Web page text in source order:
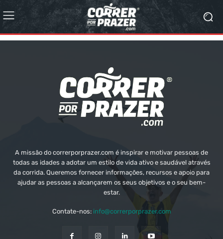
A missão do correrporprazer.com é inspirar e motivar pessoas de
todas as idades a adotar um estilo de vida ativo e saudável através
da corrida. Queremos fornecer informações, recursos e apoio para
ajudar as pessoas a alcançarem os seus objetivos e o seu bem-
estar.
Contate-nos: info@correrporprazer.com